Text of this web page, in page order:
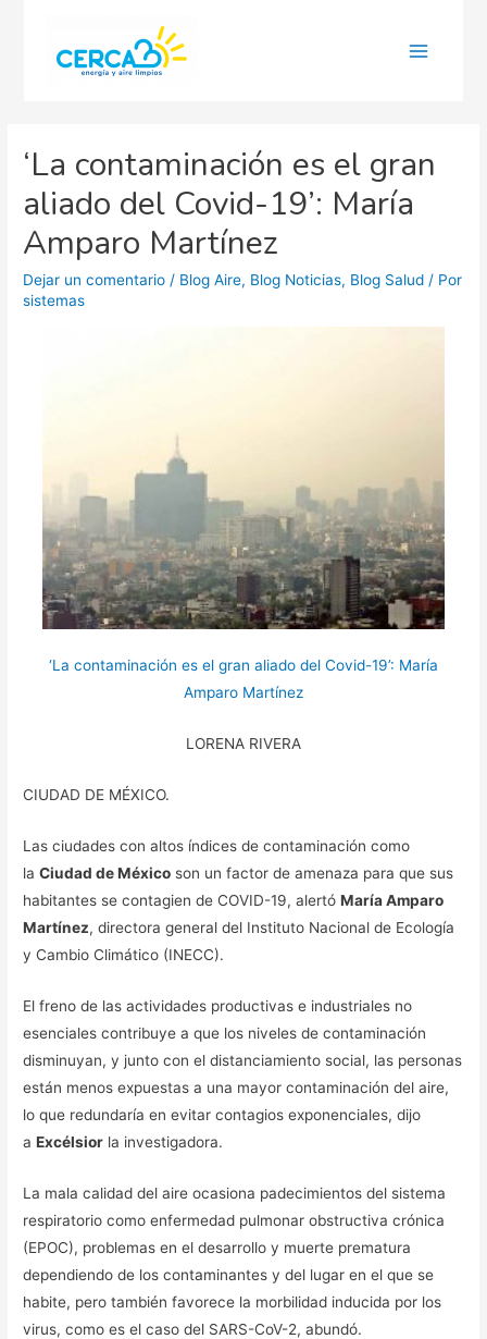
‘La contaminación es el gran
aliado del Covid-19’: María
Amparo Martínez
Dejar un comentario / Blog Aire, Blog Noticias, Blog Salud / Por
sistemas
‘La contaminación es el gran aliado del Covid-19’: María
Amparo Martínez
LORENA RIVERA
CIUDAD DE MÉXICO.
Las ciudades con altos índices de contaminación como
laCiudad de México son un factor de amenaza para que sus
habitantes se contagien de COVID-19, alertóMaría Amparo
Martínez, directora general del Instituto Nacional de Ecología
y Cambio Climático (INECC).
El freno de las actividades productivas e industriales no
esenciales contribuye a que los niveles de contaminación
disminuyan, y junto con el distanciamiento social, las personas
están menos expuestas a una mayor contaminación del aire,
lo que redundaría en evitar contagios exponenciales, dijo
aExcélsior la investigadora.
La mala calidad del aire ocasiona padecimientos del sistema
respiratorio como enfermedad pulmonar obstructiva crónica
(EPOC), problemas en el desarrollo y muerte prematura
dependiendo de los contaminantes y del lugar en el que se
habite, pero también favorece la morbilidad inducida por los
virus, como es el caso del SARS-CoV-2, abundó.